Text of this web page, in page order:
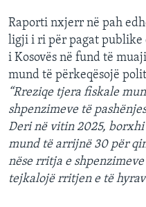
Raporti nxjerr në pah
ligji i ri për pagat publike
i Kosovës në fund të
mund të përkeqësojë
“Rreziqe tjera fiskale
shpenzimeve të
Deri në vitin 2025,
mund të arrijnë 30 për
nëse rritja e
tejkalojë rritjen e të